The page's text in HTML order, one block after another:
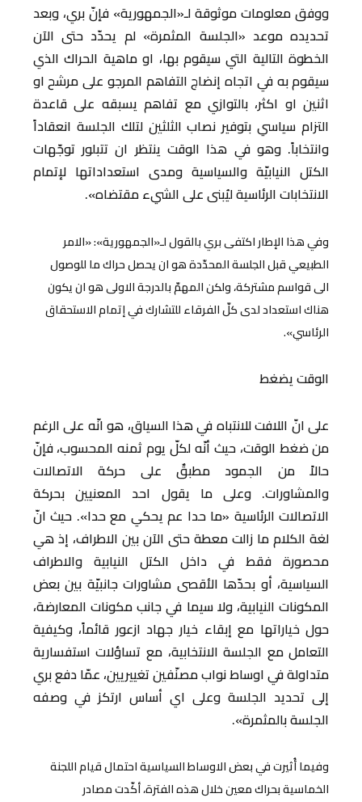
ووفق معلومات موثوقة لـ«الجمهورية» فإنّ بري، وبعد
تحديده موعد «الجلسة المثمرة» لم يحدّد حتى الآن
الخطوة التالية التي سيقوم بها، او ماهية الحراك الذي
سيقوم به في اتجاه إنضاج التفاهم المرجو على مرشح او
اثنين او اكثر، بالتوازي مع تفاهم يسبقه على قاعدة
التزام سياسي بتوفير نصاب الثلثين لتلك الجلسة انعقاداً
وانتخاباً. وهو في هذا الوقت ينتظر ان تتبلور توجّهات
الكتل النيابيّة والسياسية ومدى استعداداتها لإتمام
الانتخابات الرئاسية ليُبنى على الشيء مقتضاه».
وفي هذا الإطار اكتفى بري بالقول لـ«الجمهورية»: «الامر
الطبيعي قبل الجلسة المحدّدة هو ان يحصل حراك ما للوصول
الى قواسم مشتركة، ولكن المهمّ بالدرجة الاولى هو ان يكون
هناك استعداد لدى كلّ الفرقاء للتشارك في إتمام الاستحقاق
الرئاسي».
الوقت يضغط
على انّ اللافت للانتباه في هذا السياق، هو انّه على الرغم
من ضغط الوقت، حيث أنّه لكلّ يوم ثمنه المحسوب، فإنّ
حالاً من الجمود مطبقٌ على حركة الاتصالات
والمشاورات. وعلى ما يقول احد المعنيين بحركة
الاتصالات الرئاسية «ما حدا عم يحكي مع حدا». حيث انّ
لغة الكلام ما زالت معطة حتى الآن بين الاطراف، إذ هي
محصورة فقط في داخل الكتل النيابية والاطراف
السياسية، أو بحدّها الأقصى مشاورات جانبيّة بين بعض
المكونات النيابية، ولا سيما في جانب مكونات المعارضة،
حول خياراتها مع إبقاء خيار جهاد ازعور قائماً، وكيفية
التعامل مع الجلسة الانتخابية، مع تساؤلات استفسارية
متداولة في اوساط نواب مصنّفين تغييريين، عمّا دفع بري
إلى تحديد الجلسة وعلى اي أساس ارتكز في وصفه
الجلسة بالمثمرة».
وفيما أُثيرت في بعض الاوساط السياسية احتمال قيام اللجنة
الخماسية بحراك معين خلال هذه الفترة، أكّدت مصادر